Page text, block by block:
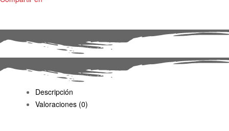
Descripción
Valoraciones (0)